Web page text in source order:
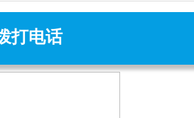
打电话